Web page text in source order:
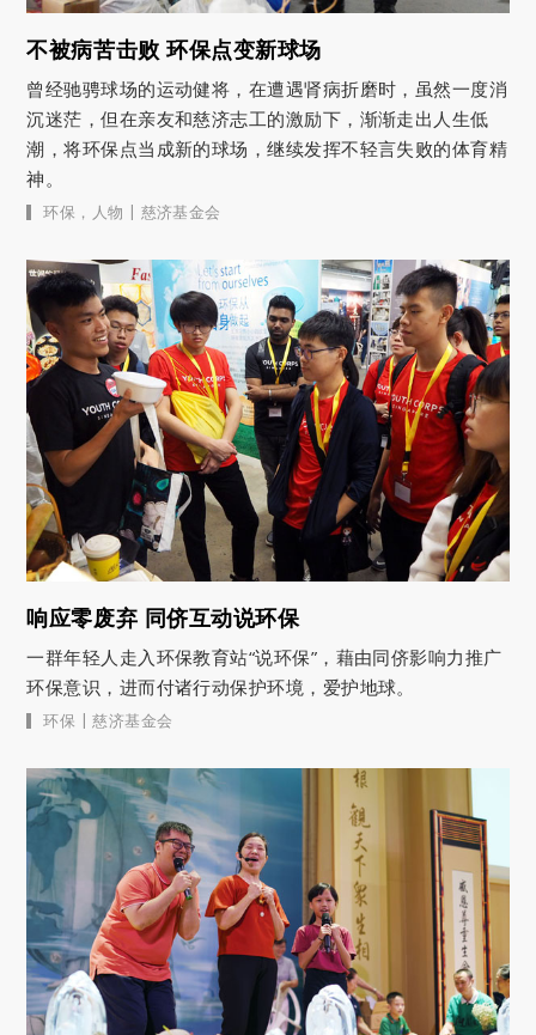
不被病苦击败 环保点变新球场
曾经驰骋球场的运动健将，在遭遇肾病折磨时，虽然一度消
沉迷茫，但在亲友和慈济志工的激励下，渐渐走出人生低
潮，将环保点当成新的球场，继续发挥不轻言失败的体育精
神。
环保 ， 人物 | 慈济基金会
响应零废弃 同侪互动说环保
一群年轻人走入环保教育站“说环保”，藉由同侪影响力推广
环保意识，进而付诸行动保护环境，爱护地球。
环保 | 慈济基金会